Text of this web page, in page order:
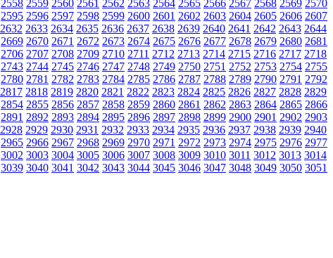
2558 2559 2560 2561 2562 2563 2564 2565 2566 2567 2568 2569 2570
2595 2596 2597 2598 2599 2600 2601 2602 2603 2604 2605 2606 2607
2632 2633 2634 2635 2636 2637 2638 2639 2640 2641 2642 2643 2644
2669 2670 2671 2672 2673 2674 2675 2676 2677 2678 2679 2680 2681
2706 2707 2708 2709 2710 2711 2712 2713 2714 2715 2716 2717 2718
2743 2744 2745 2746 2747 2748 2749 2750 2751 2752 2753 2754 2755
2780 2781 2782 2783 2784 2785 2786 2787 2788 2789 2790 2791 2792
2817 2818 2819 2820 2821 2822 2823 2824 2825 2826 2827 2828 2829
2854 2855 2856 2857 2858 2859 2860 2861 2862 2863 2864 2865 2866
2891 2892 2893 2894 2895 2896 2897 2898 2899 2900 2901 2902 2903
2928 2929 2930 2931 2932 2933 2934 2935 2936 2937 2938 2939 2940
2965 2966 2967 2968 2969 2970 2971 2972 2973 2974 2975 2976 2977
3002 3003 3004 3005 3006 3007 3008 3009 3010 3011 3012 3013 3014
3039 3040 3041 3042 3043 3044 3045 3046 3047 3048 3049 3050 3051